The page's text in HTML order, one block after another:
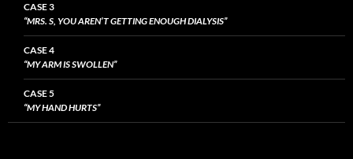
CASE 3
“MRS. S, YOU AREN’T GETTING ENOUGH DIALYSIS”
CASE 4
“MY ARM IS SWOLLEN”
CASE 5
“MY HAND HURTS”